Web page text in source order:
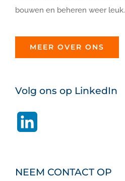
bouwen en beheren weer leuk.
MEER OVER ONS
Volg ons op LinkedIn
NEEM CONTACT OP